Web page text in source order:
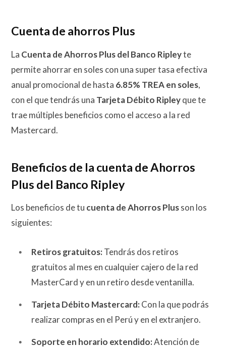
Cuenta de ahorros Plus
La Cuenta de Ahorros Plus del Banco Ripleyte
permite ahorrar en soles con una super tasa efectiva
anual promocional de hasta 6.85% TREA en soles,
con el que tendrás una Tarjeta Débito Ripleyque te
trae múltiples beneficios como el acceso a la red
Mastercard.
Beneficios de la cuenta de Ahorros
Plus del Banco Ripley
Los beneficios de tu cuenta de Ahorros Plusson los
siguientes:
Retiros gratuitos:Tendrás dos retiros
gratuitos al mes en cualquier cajero de la red
MasterCard y en un retiro desde ventanilla.
Tarjeta Débito Mastercard:Con la que podrás
realizar compras en el Perú y en el extranjero.
Soporte en horario extendido:Atención de